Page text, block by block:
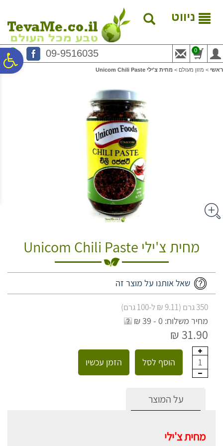
נגישות
המרכזי
ניווט
09-9516035 0
ראשי > מזון מעולם > מחית צ'ילי Unicom Chili Paste
מחית צ'ילי Unicom Chili Paste
שאל אותנו על מוצר זה
350 גרם (9.11 ₪ ל-100 גרם)
מחיר משלוח: 0 - 39 ₪
31.90 ₪
1 הוסף לסל הזמן עכשיו
על המוצר
מחית צ'ילי